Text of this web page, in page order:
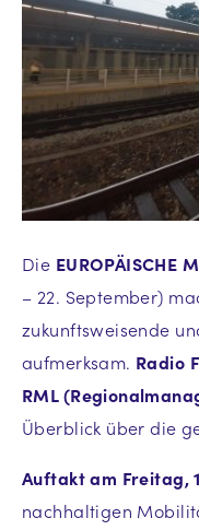
Die EUROPÄISCHE
– 22. September)
zukunftsweisende
aufmerksam. Radio
RML
Überblick über die
Auftakt am Freitag,
nachhaltigen